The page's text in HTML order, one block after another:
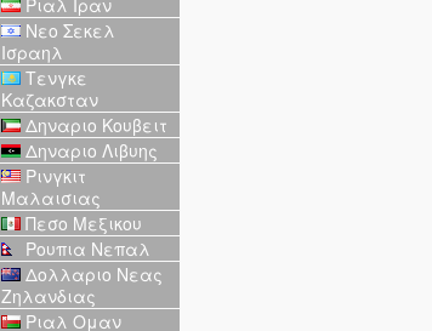
Ριαλ Ιραν
Νεο Σεκελ
Ισραηλ
Τενγκε
Καζακσταν
Δηναριο Κουβειτ
Δηναριο Λιβυης
Ρινγκιτ
Μαλαισιας
Πεσο Μεξικου
Ρουπια Νεπαλ
Δολλαριο Νεας
Ζηλανδιας
Ριαλ Ομαν